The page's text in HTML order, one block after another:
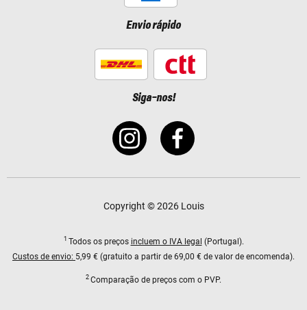
Envio rápido
Siga-nos!
Copyright © 2026 Louis
1 Todos os preços incluem o IVA legal (Portugal).
Custos de envio: 5,99 € (gratuito a partir de 69,00 € de valor de encomenda).
2 Comparação de preços com o PVP.